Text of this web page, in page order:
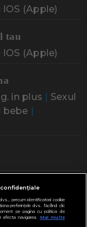
(Apple)
tau
(Apple)
in plus | Sexul
bebe |
sarcina
plange
precum identificatorii cookie
preferințele dvs. făcând clic
pe pagina cu politica de
afecta navigarea.
Mai multe